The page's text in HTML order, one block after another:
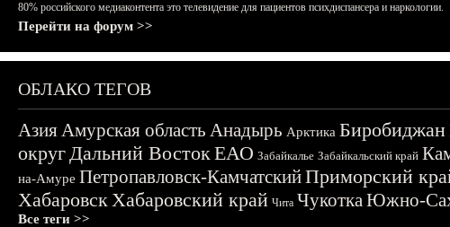
80% российского медиаконтента это телевидение для пациентов психдиспансера и наркологии.
Перейти на форум >>
ОБЛАКО ТЕГОВ
АзияАмурская область Анадырь Арктика Биробиджан
округДальний ВостокЕАО Забайкалье Забайкальский край
на-Амуре Петропавловск-КамчатскийПриморский
ХабаровскХабаровский край Чита ЧукоткаЮжно-
Все теги >>